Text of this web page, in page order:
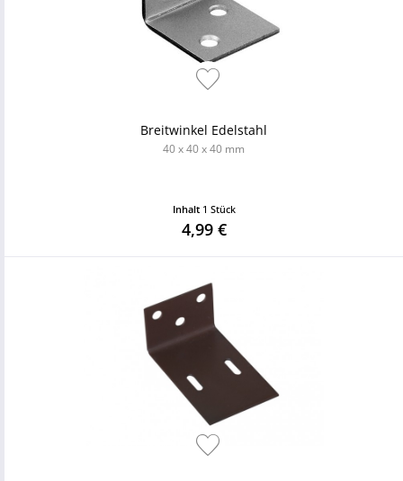
Breitwinkel Edelstahl
40 x 40 x 40 mm
Inhalt 1 Stück
4,99 €